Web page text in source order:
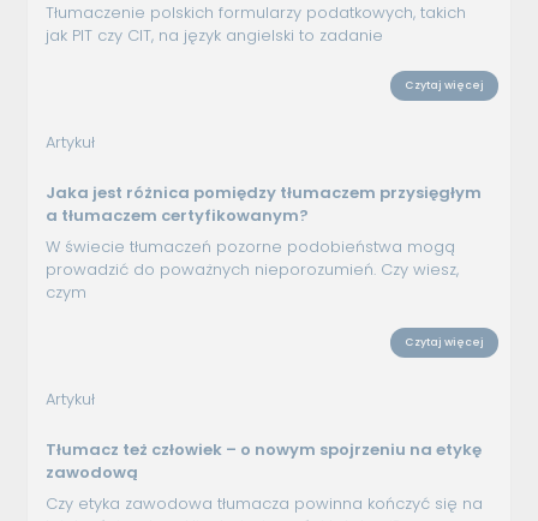
Tłumaczenie polskich formularzy podatkowych, takich
jak PIT czy CIT, na język angielski to zadanie
Czytaj więcej
Artykuł
Jaka jest różnica pomiędzy tłumaczem przysięgłym
a tłumaczem certyfikowanym?
W świecie tłumaczeń pozorne podobieństwa mogą
prowadzić do poważnych nieporozumień. Czy wiesz,
czym
Czytaj więcej
Artykuł
Tłumacz też człowiek – o nowym spojrzeniu na etykę
zawodową
Czy etyka zawodowa tłumacza powinna kończyć się na